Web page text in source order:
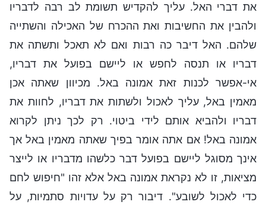
את דברי האל. עליך להקדיש תשומת לב רבה לדבריו
ולהבין את החשיבות ואת ההכרח של האכילה והשתייה
שלהם. האל דיבר כה רבות ואם לא תאכל ותשתה את
דבריו או תנסה לחפש או ליישם בפועל את דבריו,
אי-אפשר לכנות זאת אמונה באל. מכיוון שאתה אכן
מאמין באל, עליך לאכול ולשתות את דבריו, לחוות את
דבריו ולהביא אותם לידי ביטוי. רק לכך ניתן לקרוא
אמונה באל! אם אתה אומר בפיך שאתה מאמין באל אך
אינך מסוגל ליישם בפועל דבר כלשהו מדבריו או לייצר
מציאות, זו לא נקראת אמונה באל אלא זהו "חיפוש לחם
כדי לאכול לשובע". דיבור רק על עדויות סתמיות, על